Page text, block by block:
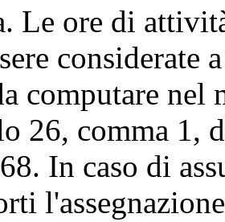
Le ore di
computare nel
26, comma 1,
In caso di